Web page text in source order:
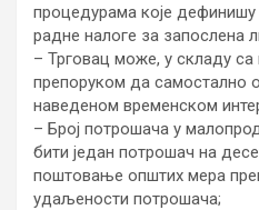
процедурама које
радне налоге за запослена
– Трговац може, у складу
препоруком да самостално
наведеном временском
– Број потрошача у
бити један потрошач на
поштовање општих мера
удаљености потрошача;